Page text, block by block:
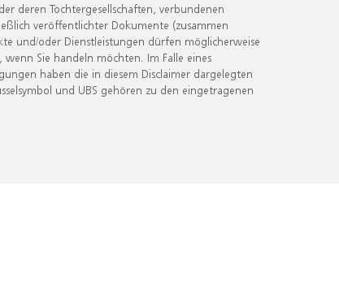
deren Tochtergesellschaften, verbundenen
veröffentlichter Dokumente (zusammen
und/oder Dienstleistungen dürfen möglicherweise
Sie handeln möchten. Im Falle eines
haben die in diesem Disclaimer dargelegten
und UBS gehören zu den eingetragenen